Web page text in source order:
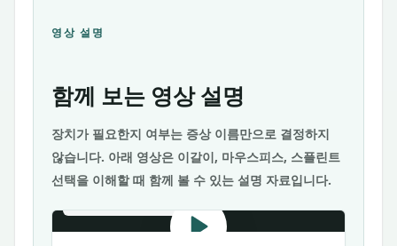
영상 설명
함께 보는 영상 설명
장치가 필요한지 여부는 증상 이름만으로 결정하지
않습니다. 아래 영상은 이갈이, 마우스피스, 스플린트
선택을 이해할 때 함께 볼 수 있는 설명 자료입니다.